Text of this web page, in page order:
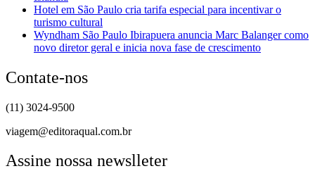
Hotel em São Paulo cria tarifa especial para incentivar o
turismo cultural
Wyndham São Paulo Ibirapuera anuncia Marc Balanger como
novo diretor geral e inicia nova fase de crescimento
Contate-nos
(11) 3024-9500
viagem@editoraqual.com.br
Assine nossa newslleter